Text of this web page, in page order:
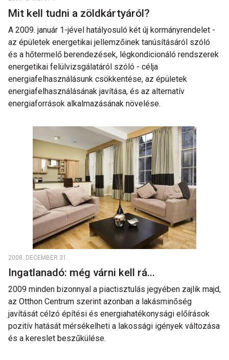
Mit kell tudni a zöldkártyáról?
A 2009. január 1-jével hatályosuló két új kormányrendelet -
az épületek energetikai jellemzőinek tanúsításáról szóló
és a hőtermelő berendezések, légkondicionáló rendszerek
energetikai felülvizsgálatáról szóló - célja
energiafelhasználásunk csökkentése, az épületek
energiafelhasználásának javítása, és az alternatív
energiaforrások alkalmazásának növelése.
2008. DECEMBER 31.
Ingatlanadó: még várni kell rá...
2009 minden bizonnyal a piactisztulás jegyében zajlik majd,
az Otthon Centrum szerint azonban a lakásminőség
javítását célzó építési és energiahatékonysági előírások
pozitív hatását mérsékelheti a lakossági igények változása
és a kereslet beszűkülése.